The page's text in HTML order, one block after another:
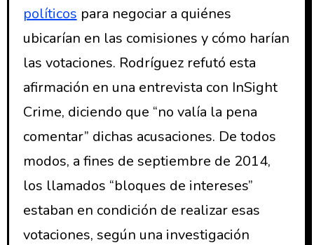
políticos para negociar a quiénes
ubicarían en las comisiones y cómo harían
las votaciones. Rodríguez refutó esta
afirmación en una entrevista con InSight
Crime, diciendo que “no valía la pena
comentar” dichas acusaciones. De todos
modos, a fines de septiembre de 2014,
los llamados “bloques de intereses”
estaban en condición de realizar esas
votaciones, según una investigación